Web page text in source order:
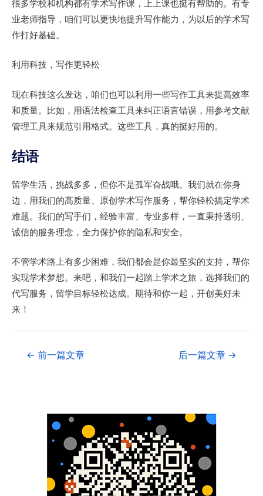
很多学校和机构都有学术写作课，上上课也挺有帮助的。有专
业老师指导，咱们可以更快地提升写作能力，为以后的学术写
作打好基础。
利用科技，写作更轻松
现在科技这么发达，咱们也可以利用一些写作工具来提高效率
和质量。比如，用语法检查工具来纠正语言错误，用参考文献
管理工具来规范引用格式。这些工具，真的挺好用的。
结语
留学生活，挑战多多，但你不是孤军奋战哦。我们就在你身
边，用我们的高质量、原创学术写作服务，帮你轻松搞定学术
难题。我们的写手们，经验丰富、专业多样，一直秉持透明、
诚信的服务理念，全力保护你的隐私和安全。
不管学术路上有多少困难，我们都会是你最坚实的支持，帮你
实现学术梦想。来吧，和我们一起踏上学术之旅，选择我们的
代写服务，留学目标轻松达成。期待和你一起，开创美好未
来！
← 前一篇文章 后一篇文章 →